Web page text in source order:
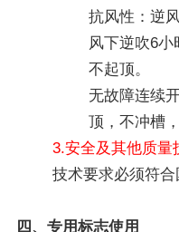
抗风性：逆
风下逆吹6
不起顶。
无故障连续
顶，不冲槽
3.安全及其他质量
技术要求必须符合
四、专用标志使用